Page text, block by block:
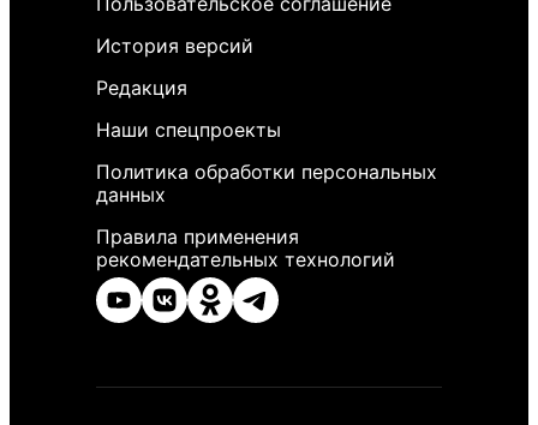
История версий
Редакция
Наши спецпроекты
Политика обработки персональных
данных
Правила применения
рекомендательных технологий